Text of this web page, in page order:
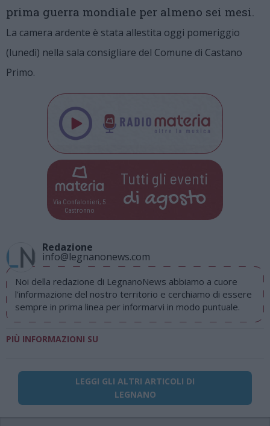
prima guerra mondiale per almeno sei mesi.
La camera ardente è stata allestita oggi pomeriggio
(lunedì) nella sala consigliare del Comune di Castano
Primo.
Via Confalonieri, 5
Castronno
Tutti gli eventi
di agosto
Redazione
info@legnanonews.com
Noi della redazione di LegnanoNews abbiamo a cuore
l'informazione del nostro territorio e cerchiamo di essere
sempre in prima linea per informarvi in modo puntuale.
PIÙ INFORMAZIONI SU
LEGGI GLI ALTRI ARTICOLI DI
LEGNANO